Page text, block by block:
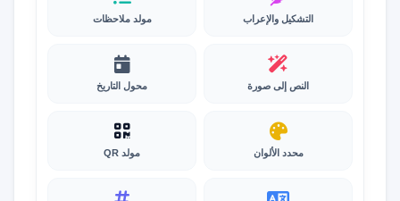
التشكيل والإعراب مولد ملاحظات
النص إلى صورة محول التاريخ
محدد الألوان مولد QR